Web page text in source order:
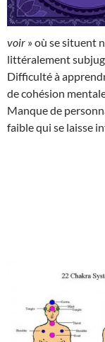
voir » où se situent
littéralement
Difficulté à
de cohésion
Manque de
faible qui se laisse